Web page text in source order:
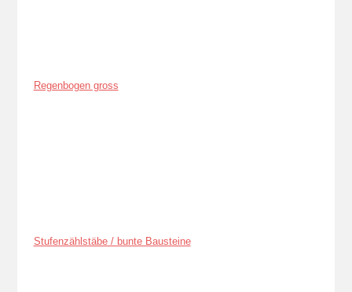
Regenbogen gross
Stufenzählstäbe / bunte Bausteine